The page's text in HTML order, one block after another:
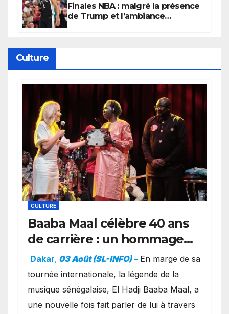
Finales NBA : malgré la présence
de Trump et l’ambiance
Culture
CULTURE
Baaba Maal célèbre 40 ans
de carrière : un hommage
exceptionnel à Oslo en
présence de la famille
royale.
Dakar, 03 Août (SL-INFO) – ​En marge de sa
tournée internationale, la légende de la
musique sénégalaise, El Hadji Baaba Maal, a
une nouvelle fois fait parler de lui à travers